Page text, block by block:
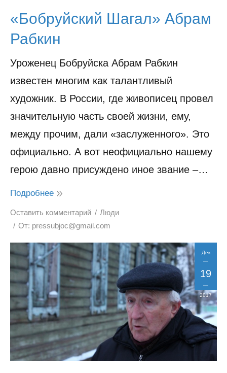
«Бобруйский Шагал» Абрам
Рабкин
Уроженец Бобруйска Абрам Рабкин
известен многим как талантливый
художник. В России, где живописец провел
значительную часть своей жизни, ему,
между прочим, дали «заслуженного». Это
официально. А вот неофициально нашему
герою давно присуждено иное звание –…
Подробнее
Оставить комментарий
Люди
От: pressubjoc@gmail.com
Дек
19
2017